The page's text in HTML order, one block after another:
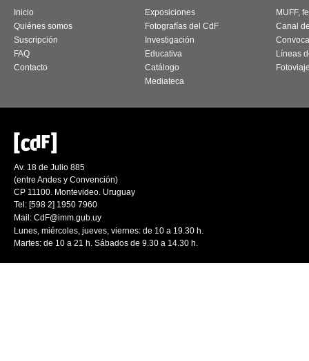
Inicio
Quiénes somos
Suscripción
FAQ
Contacto
Exposiciones
Fotografías del CdF
Investigación
Educativa
Catálogo
Mediateca
MUFF,
Canal
Líneas
Av. 18 de Julio 885
(entre Andes y Convención)
CP 11100. Montevideo. Uruguay
Tel: [598 2] 1950 7960
Mail: CdF@imm.gub.uy
Lunes, miércoles, jueves, viernes: de 10 a 19.30 h.
Martes: de 10 a 21 h. Sábados de 9.30 a 14.30 h.